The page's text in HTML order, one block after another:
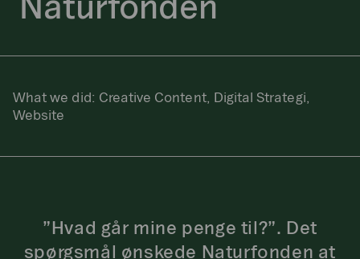
What we did: Creative Content, Digital Strategi,
Website
”Hvad går mine penge til?”. Det
spørgsmål ønskede Naturfonden at